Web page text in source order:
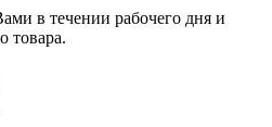
в течении рабочего дня и
товара.